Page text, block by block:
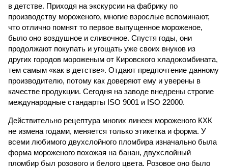
в детстве. Приходя на экскурсии на фабрику по
производству мороженого, многие взрослые вспоминают,
что отлично помнят то первое выпущенное мороженое,
было оно воздушное и сливочное. Спустя годы, они
продолжают покупать и угощать уже своих внуков из
других городов мороженым от Кировского хладокомбината,
тем самым «как в детстве». Отдают предпочтение данному
производителю, потому как доверяют ему и уверены в
качестве продукции. Сегодня на заводе внедрены строгие
международные стандарты ISO 9001 и ISO 22000.
Действительно рецептура многих линеек мороженого КХК
не измена годами, меняется только этикетка и форма. У
всеми любимого двухслойного пломбира изначально была
форма мороженого похожая на банан, двухслойный
пломбир был розового и белого цвета. Розовое оно было